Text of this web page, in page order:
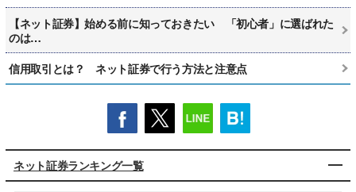
【ネット証券】始める前に知っておきたい 「初心者」に選ばれた
のは…
信用取引とは？ ネット証券で行う方法と注意点
ネット証券ランキング一覧